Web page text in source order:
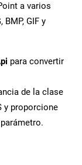
a varios
GIF y
para convertir
de la clase
y proporcione